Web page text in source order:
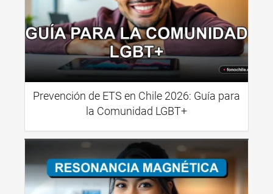
Prevención de ETS en Chile 2026: Guía para
la Comunidad LGBT+